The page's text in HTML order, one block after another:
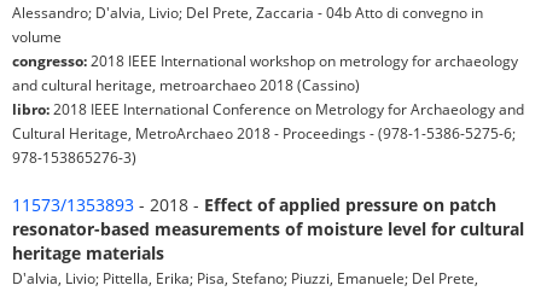
Alessandro; D'alvia, Livio; Del Prete, Zaccaria - 04b Atto di convegno in
volume
congresso: 2018 IEEE International workshop on metrology for archaeology
and cultural heritage, metroarchaeo 2018 (Cassino)
libro: 2018 IEEE International Conference on Metrology for Archaeology and
Cultural Heritage, MetroArchaeo 2018 - Proceedings - (978-1-5386-5275-6;
978-153865276-3)
11573/1353893 - 2018 - Effect of applied pressure on patch
resonator-based measurements of moisture level for cultural
heritage materials
D'alvia, Livio; Pittella, Erika; Pisa, Stefano; Piuzzi, Emanuele; Del Prete,